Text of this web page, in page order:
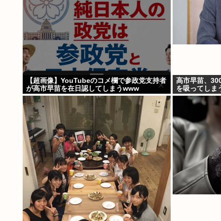
【超画像】YouTubeのコメ欄で参政党支持者
が高市早苗を在日認してしまうwww
高市早苗、
を吸ってし